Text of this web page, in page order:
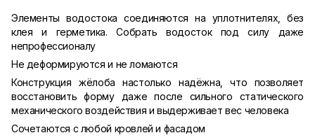
Элементы водостока соединяются на уплотнителях, без
клея и герметика. Собрать водосток под силу даже
непрофессионалу
Не деформируются и не ломаются
Конструкция жёлоба настолько надёжна, что позволяет
восстановить форму даже после сильного статического
механического воздействия и выдерживает вес человека
Сочетаются с любой кровлей и фасадом